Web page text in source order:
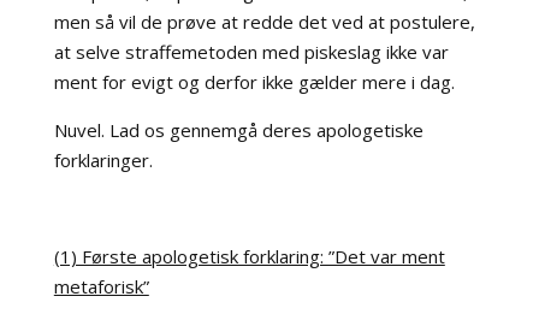
men så vil de prøve at redde det ved at postulere,
at selve straffemetoden med piskeslag ikke var
ment for evigt og derfor ikke gælder mere i dag.
Nuvel. Lad os gennemgå deres apologetiske
forklaringer.
(1) Første apologetisk forklaring: ”Det var ment
metaforisk”